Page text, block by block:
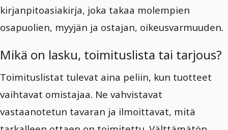
kirjanpitoasiakirja, joka takaa molempien
osapuolien, myyjän ja ostajan, oikeusvarmuuden.
Mikä on lasku, toimituslista tai tarjous?
Toimituslistat tulevat aina peliin, kun tuotteet
vaihtavat omistajaa. Ne vahvistavat
vastaanotetun tavaran ja ilmoittavat, mitä